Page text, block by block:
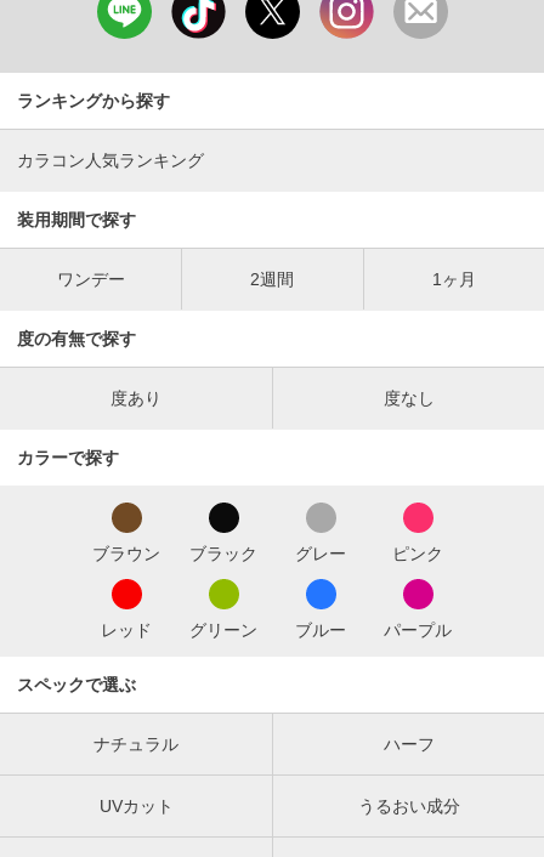
ランキングから探す
カラコン人気ランキング
装用期間で探す
ワンデー 2週間 1ヶ月
度の有無で探す
度あり 度なし
カラーで探す
ブラウン ブラック グレー ピンク
レッド グリーン ブルー パープル
スペックで選ぶ
ナチュラル ハーフ
UVカット うるおい成分